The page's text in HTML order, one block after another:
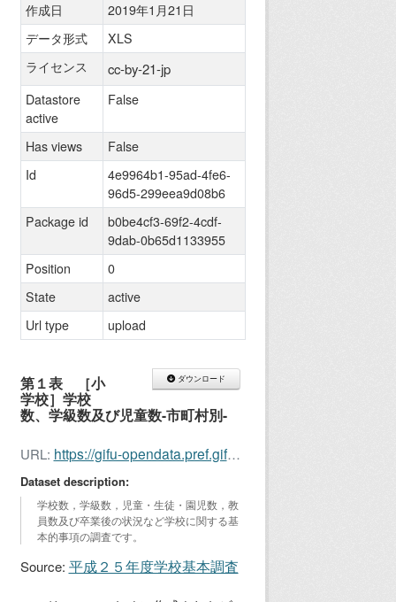
ダウンロード
第１表 ［小
学校］学校
数、学級数及び児童数-市町村別-
URL: https://gifu-opendata.pref.gifu.lg.jp/dataset/b0be4cf3-69f2-4cdf-9dab-0b65d1133955/resource/4e9964b1-95ad-4fe6-96d5-299eea9d08b6/download/kihon20131.xls
Dataset description:
学校数，学級数，児童・生徒・園児数，教
員数及び卒業後の状況など学校に関する基
本的事項の調査です。
Source: 平成２５年度学校基本調査
作成日
2019年1月21日
データ形式
XLS
ライセンス
cc-by-21-jp
Datastore
active
False
Has views
False
Id
4e9964b1-95ad-4fe6-
96d5-299eea9d08b6
Package id
b0be4cf3-69f2-4cdf-
9dab-0b65d1133955
Position
0
State
active
Url type
upload